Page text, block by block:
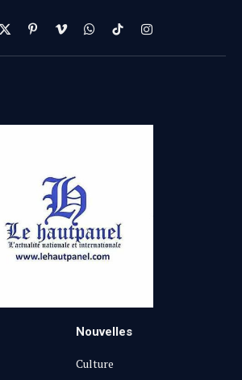
X
(Twitter)
PinterestVimeoWhatsApp
TikTokInstagram
Nouvelles
Culture